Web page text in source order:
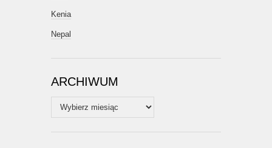
Kenia
Nepal
ARCHIWUM
Archiwum